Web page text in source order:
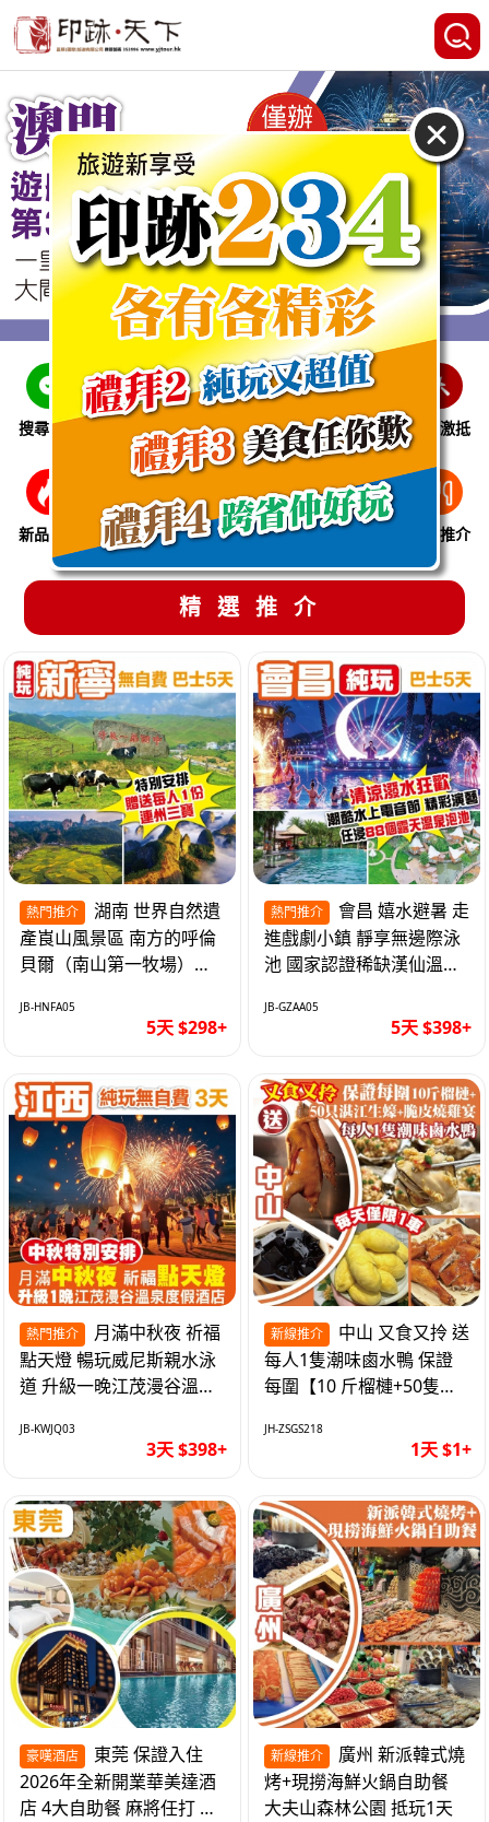
搜尋線路 跨省巴士 即時特惠 休閒娛樂 會員激抵
新品推介 季節限定 溫泉養生 買一送一 美食推介
精選推介
熱門推介
產崀山風景區 南方的呼倫
貝爾（南山第一牧場）夜
巴士5天
JB-HNFA05
5天 $298+
熱門推介
進戲劇小鎮 靜享無邊際泳
池 國家認證稀缺漢仙溫泉
天
JB-GZAA05
5天 $398+
熱門推介
點天燈 暢玩威尼斯親水泳
道 升級一晚江茂漫谷溫泉
純玩3天
JB-KWJQ03
3天 $398+
新線推介
每人1隻潮味鹵水鴨 保證
每圍【10 斤榴槤+50隻湛
1天
JH-ZSGS218
1天 $1+
豪嘆酒店
2026年全新開業華美達酒
店 4大自助餐 麻將任打 抵
新線推介
烤+現撈海鮮火鍋自助餐
大夫山森林公園 抵玩1天